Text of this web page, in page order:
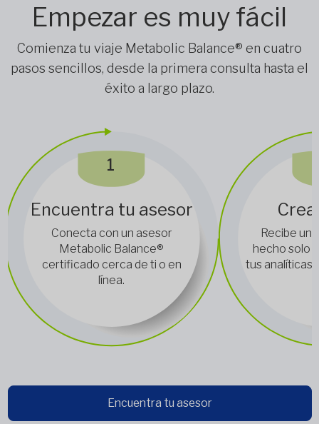
Empezar es muy fácil
Comienza tu viaje Metabolic Balance® en cuatro
pasos sencillos, desde la primera consulta hasta el
éxito a largo plazo.
1
Encuentra tu asesor
Conecta con un asesor
Metabolic Balance®
certificado cerca de ti o en
línea.
Recibe un
hecho solo
tus analíticas
Encuentra tu asesor